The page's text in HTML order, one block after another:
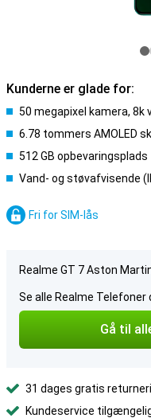
Kunderne er glade for:
50 megapixel kamera, 8k
6.78 tommers AMOLED
512 GB opbevaringsplads
Vand- og støvafvisende
Fri for SIM-lås
Realme GT 7 Aston
Se alle Realme Telefoner
Gå til
31 dages gratis
Kundeservice